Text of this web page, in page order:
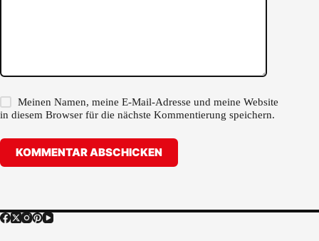
Meinen Namen, meine E-Mail-Adresse und meine Website
in diesem Browser für die nächste Kommentierung speichern.
KOMMENTAR ABSCHICKEN